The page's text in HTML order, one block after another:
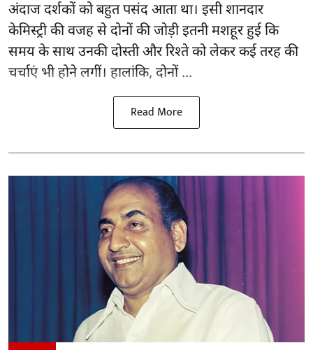
अंदाज दर्शकों को बहुत पसंद आता था। इसी शानदार
केमिस्ट्री की वजह से दोनों की जोड़ी इतनी मशहूर हुई कि
समय के साथ उनकी दोस्ती और रिश्ते को लेकर कई तरह की
चर्चाएं भी होने लगीं। हालांकि, दोनों ...
Read More